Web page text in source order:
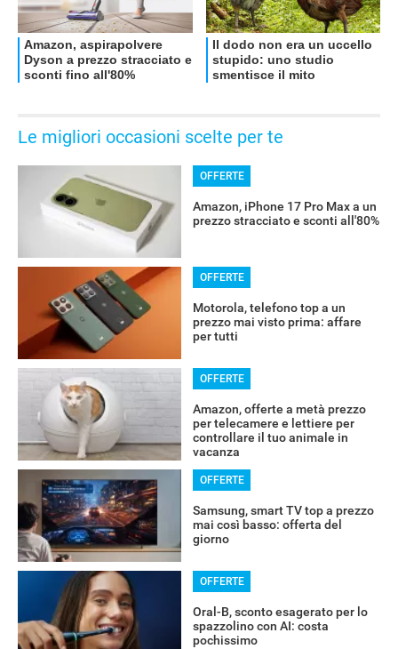
Le migliori occasioni scelte per te
OFFERTE
Amazon, iPhone 17 Pro Max a un
prezzo stracciato e sconti all'80%
OFFERTE
Motorola, telefono top a un
prezzo mai visto prima: affare
per tutti
OFFERTE
Amazon, offerte a metà prezzo
per telecamere e lettiere per
controllare il tuo animale in
vacanza
OFFERTE
Samsung, smart TV top a prezzo
mai così basso: offerta del
giorno
OFFERTE
Oral-B, sconto esagerato per lo
spazzolino con AI: costa
pochissimo